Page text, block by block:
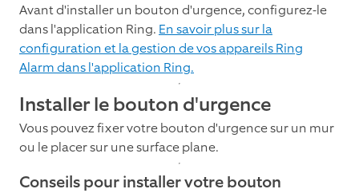
Avant d'installer un bouton d'urgence, configurez-le
dans l'application Ring. En savoir plus sur la
configuration et la gestion de vos appareils Ring
Alarm dans l'application Ring.
Installer le bouton d'urgence
Vous pouvez fixer votre bouton d'urgence sur un mur
ou le placer sur une surface plane.
Conseils pour installer votre bouton